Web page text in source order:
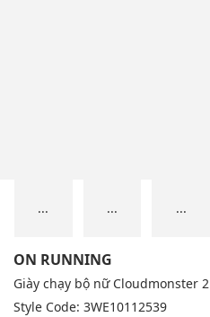
... ... ...
ON RUNNING
Giày chạy bộ nữ Cloudmonster 2
Style Code: 3WE10112539